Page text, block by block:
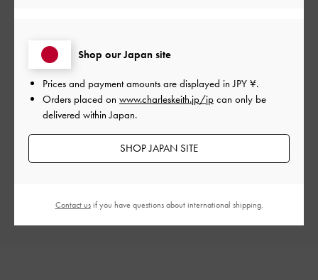
ご感想をお聞かせください
Let us know what you think
Shop our Japan site
Prices and payment amounts are displayed inJPY ¥.
Orders placed on www.charleskeith.jp/jp can only be
delivered within Japan.
SHOP JAPAN SITE
Contact usif you have questions about international shipping.